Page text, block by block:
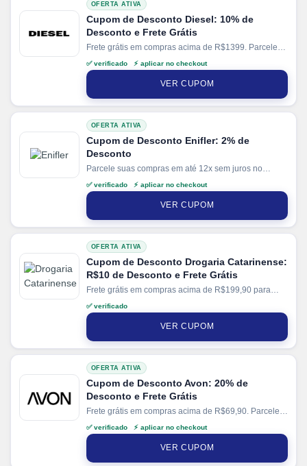
OFERTA ATIVA
Cupom de Desconto Diesel: 10% de
Desconto e Frete Grátis
Frete grátis em compras acima de R$1399. Parcele
suas compras em até 6x sem juros no cartão. Ganhe
+ 5% de desconto em pagamentos via PIX.
✅ verificado ⚡ aplicar no checkout
VER CUPOM
OFERTA ATIVA
Cupom de Desconto Enifler: 2% de
Desconto
Parcele suas compras em até 12x sem juros no
cartão. Ganhe + 15% de desconto em pagamentos
via PIX.
✅ verificado ⚡ aplicar no checkout
VER CUPOM
OFERTA ATIVA
Cupom de Desconto Drogaria Catarinense:
R$10 de Desconto e Frete Grátis
Frete grátis em compras acima de R$199,90 para
região Sul. Parcele suas compras em até 6x sem
juros no cartão.
✅ verificado
VER CUPOM
OFERTA ATIVA
Cupom de Desconto Avon: 20% de
Desconto e Frete Grátis
Frete grátis em compras acima de R$69,90. Parcele
suas compras em até 6x sem juros no cartão.
✅ verificado ⚡ aplicar no checkout
VER CUPOM